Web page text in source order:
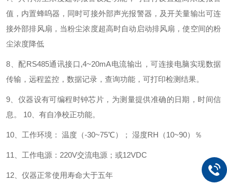
值，内置蜂呜器，同时可接外部声光报警器，及开关量输出可连
接外部排风扇，当粉尘浓度超高时自动启动排风扇，使空间的粉
尘浓度降低
8、配RS485通讯接口,4~20mA电流输出，可连接电脑实现数据
传输，远程监控，数据记录，查询功能，可打印检测结果。
9、仪器设有可编程时钟芯片，为测量提供准确的日期，时间信
息。 10、有自净校正功能。
10、工作环境： 温度（-30~75℃）； 湿度RH（10~90）％
11、工作电源：220V交流电源；或12VDC
12、仪器正常使用寿命大于五年